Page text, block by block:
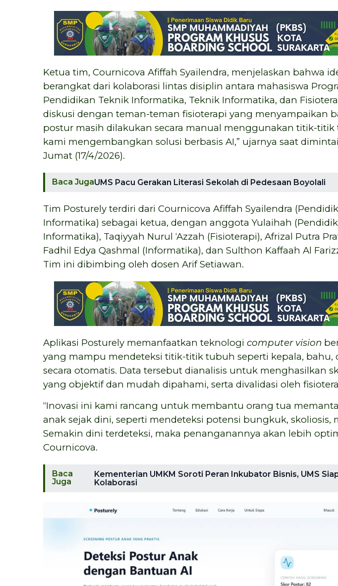
Ketua tim, Cournicova Afiffah Syailendra, menjelaskan bahwa
berangkat dari kolaborasi lintas disiplin antara mahasiswa
Pendidikan Teknik Informatika, Teknik Informatika, dan
diskusi dengan teman-teman fisioterapi yang menyampaikan
postur masih dilakukan secara manual menggunakan titik-titik
kami mengembangkan solusi berbasis AI,” ujarnya saat
Jumat (17/4/2026).
Baca JugaUMS Pacu Gerakan Literasi Sekolah di Pedesaan Boyolali
Tim Posturely terdiri dari Cournicova Afiffah Syailendra
Informatika) sebagai ketua, dengan anggota Yulaihah
Informatika), Taqiyyah Nurul ‘Azzah (Fisioterapi), Afrizal Putra
Fadhil Edya Qashmal (Informatika), dan Sulthon Kaffaah Al
Tim ini dibimbing oleh dosen Arif Setiawan.
Aplikasi Posturely memanfaatkan teknologi computer vision
yang mampu mendeteksi titik-titik tubuh seperti kepala, bahu,
secara otomatis. Data tersebut dianalisis untuk menghasilkan
yang objektif dan mudah dipahami, serta divalidasi oleh
“Inovasi ini kami rancang untuk membantu orang tua
anak sejak dini, seperti mendeteksi potensi bungkuk, skoliosis,
Semakin dini terdeteksi, maka penanganannya akan lebih
Cournicova.
Baca
Juga
Kementerian UMKM Soroti Peran Inkubator Bisnis, UMS
Kolaborasi